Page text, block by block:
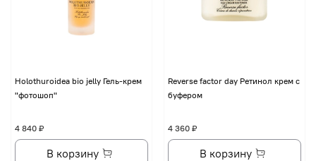
Holothuroidea bio jelly Гель-крем
"фотошоп"
4 840 ₽
В корзину
Reverse factor day Ретинол крем с
буфером
4 360 ₽
В корзину